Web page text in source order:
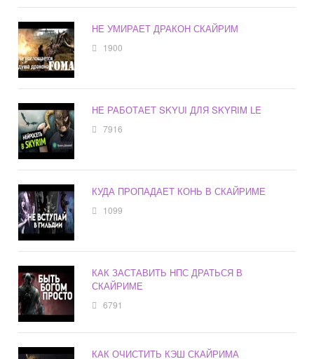
НЕ УМИРАЕТ ДРАКОН СКАЙРИМ
1900
НЕ РАБОТАЕТ SKYUI ДЛЯ SKYRIM LE
7916
КУДА ПРОПАДАЕТ КОНЬ В СКАЙРИМЕ
1099
КАК ЗАСТАВИТЬ НПС ДРАТЬСЯ В
СКАЙРИМЕ
6791
КАК ОЧИСТИТЬ КЭШ СКАЙРИМА